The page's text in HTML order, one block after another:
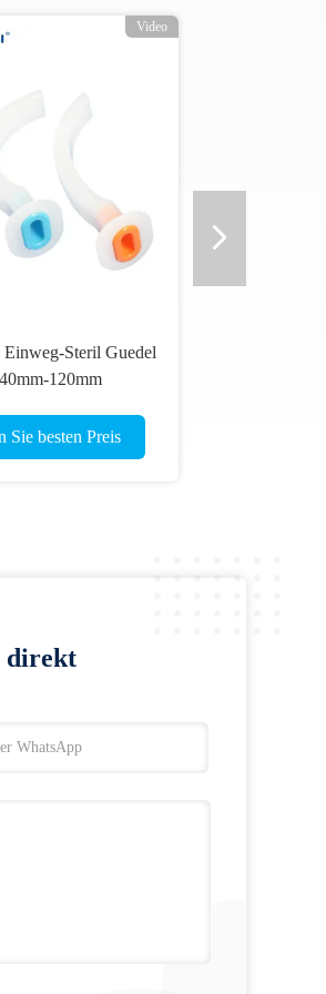
PVC Kehlkopfmaske
LMA Atemwege für
Erhalten Sie besten Preis
direkt